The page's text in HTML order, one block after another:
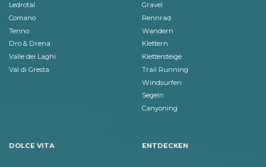
Ledrotal
Comano
Tenno
Dro & Drena
Valle dei Laghi
Val di Gresta
Gravel
Rennrad
Wandern
Klettern
Klettersteige
Trail Running
Windsurfen
Segeln
Canyoning
DOLCE VITA ENTDECKEN